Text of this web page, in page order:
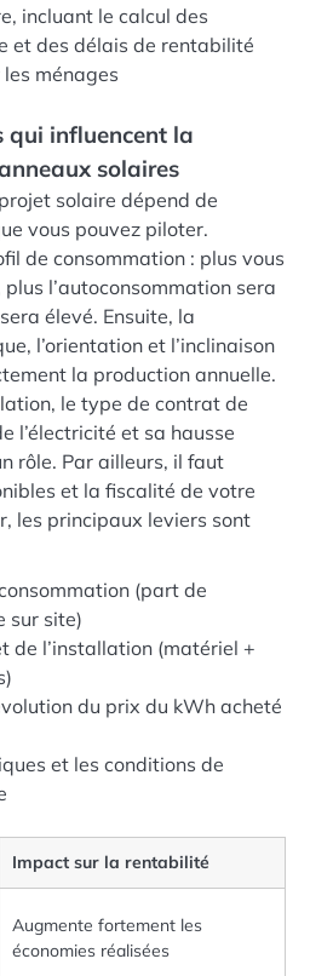
incluant le calcul des
et des délais de rentabilité
les ménages
qui influencent la
solaires
solaire dépend de
vous pouvez piloter.
de consommation : plus vous
l’autoconsommation sera
élevé. Ensuite, la
l’orientation et l’inclinaison
la production annuelle.
le type de contrat de
l’électricité et sa hausse
rôle. Par ailleurs, il faut
et la fiscalité de votre
les principaux leviers sont
(part de
sur site)
de l’installation (matériel +
du prix du kWh acheté
et les conditions de
Impact sur la rentabilité
Augmente fortement les
économies réalisées